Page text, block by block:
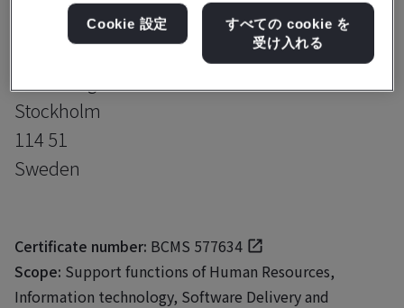
Virtusa AB
Stockholm
114 51
Sweden
Certificate number: BCMS 577634
Scope: Support functions of Human Resources,
Information technology, Software Delivery and
Cookie 設定
すべての cookie を
受け入れる